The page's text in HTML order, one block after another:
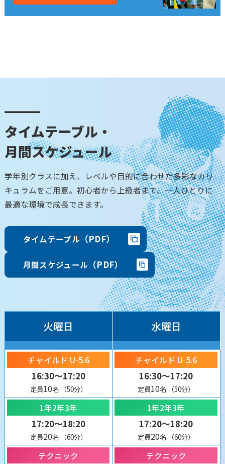
タイムテーブル・
月間スケジュール
学年別クラスに加え、レベルや目的に合わせた多彩なカリ
キュラムをご用意。初心者から上級者まで、一人ひとりに
最適な環境で成長できます。
タイムテーブル （PDF）
月間スケジュール （PDF）
火曜日 水曜日
チャイルド U-5.6
16:30～17:20
定員10名 （50分）
チャイルド U-5.6
16:30～17:20
定員10名 （50分）
1年2年3年
17:20～18:20
定員20名 （60分）
1年2年3年
17:20～18:20
定員20名 （60分）
テクニック テクニック